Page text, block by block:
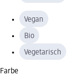
Vegan
Bio
Vegetarisch
Farbe